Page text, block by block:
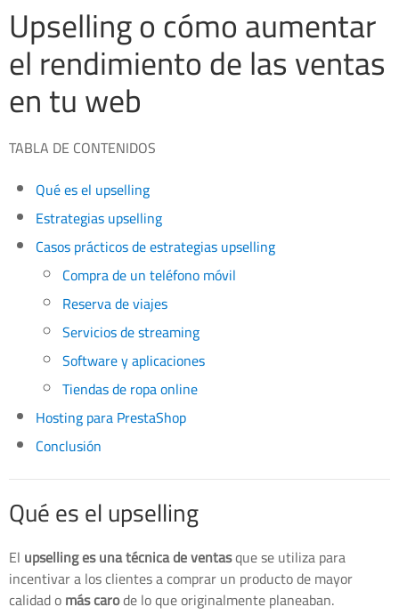
Upselling o cómo aumentar
el rendimiento de las ventas
en tu web
TABLA DE CONTENIDOS
Qué es el upselling
Estrategias upselling
Casos prácticos de estrategias upselling
Compra de un teléfono móvil
Reserva de viajes
Servicios de streaming
Software y aplicaciones
Tiendas de ropa online
Hosting para PrestaShop
Conclusión
Qué es el upselling
El upselling es una técnica de ventasque se utiliza para
incentivar a los clientes a comprar un producto de mayor
calidad omás carode lo que originalmente planeaban.